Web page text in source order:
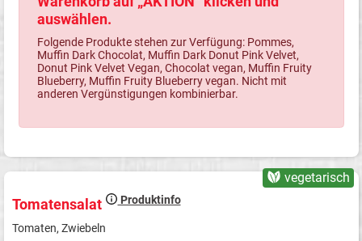
auswählen.
Folgende Produkte stehen zur Verfügung: Pommes,
Muffin Dark Chocolat, Muffin Dark Donut Pink Velvet,
Donut Pink Velvet Vegan, Chocolat vegan, Muffin Fruity
Blueberry, Muffin Fruity Blueberry vegan. Nicht mit
anderen Vergünstigungen kombinierbar.
vegetarisch
Tomatensalat Produktinfo
Tomaten, Zwiebeln